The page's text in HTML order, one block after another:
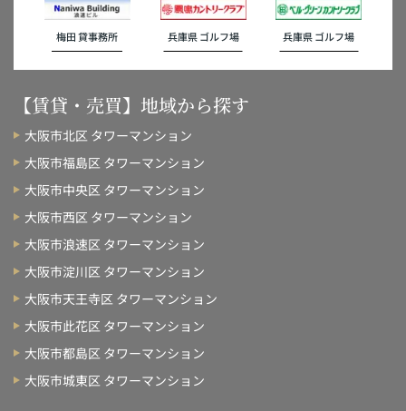
梅田 貸事務所 兵庫県 ゴルフ場 兵庫県 ゴルフ場
【賃貸・売買】地域から探す
大阪市北区 タワーマンション
大阪市福島区 タワーマンション
大阪市中央区 タワーマンション
大阪市西区 タワーマンション
大阪市浪速区 タワーマンション
大阪市淀川区 タワーマンション
大阪市天王寺区 タワーマンション
大阪市此花区 タワーマンション
大阪市都島区 タワーマンション
大阪市城東区 タワーマンション